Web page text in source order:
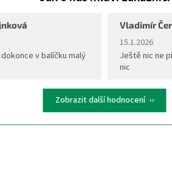
je 5 z 5 hvězdiček.
v balíčku malý
Vladimír
Hodnocení
15.1.2026
Ještě nic ne
nic
Zobrazit další hodnocení